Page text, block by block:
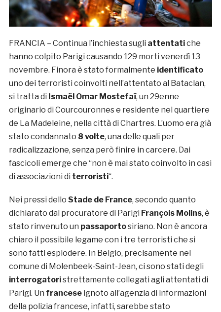
FRANCIA – Continua l’inchiesta sugli attentatiche
hanno colpito Parigi causando 129 morti venerdì 13
novembre. Finora è stato formalmente identificato
uno dei terroristi coinvolti nell’attentato al Bataclan,
si tratta di Ismaël Omar Mostefaï, un 29enne
originario di Courcouronnes e residente nel quartiere
de La Madeleine, nella città di Chartres. L’uomo era già
stato condannato 8 volte, una delle quali per
radicalizzazione, senza però finire in carcere. Dai
fascicoli emerge che “non è mai stato coinvolto in casi
di associazioni di terroristi“.
Nei pressi dello Stade de France, secondo quanto
dichiarato dal procuratore di Parigi François Molins, è
stato rinvenuto un passaportosiriano. Non è ancora
chiaro il possibile legame con i tre terroristi che si
sono fatti esplodere. In Belgio, precisamente nel
comune di Molenbeek-Saint-Jean, ci sono stati degli
interrogatoristrettamente collegati agli attentati di
Parigi. Un franceseignoto all’agenzia di informazioni
della polizia francese, infatti, sarebbe stato